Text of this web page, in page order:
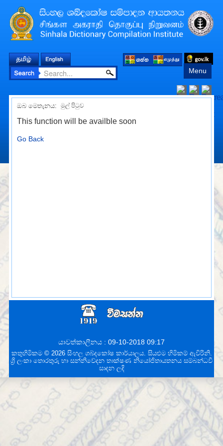
Menu
ඔබ මෙතැනය: මුල් පිටුව
This function will be availble soon
Go Back
යාවත්කාලීනය : 09-10-2018 09:17
කතුහිමිකම © 2026 සිංහල ශබ්දකෝෂ කාර්යාලය. සියළුම හිමිකම් ඇවිරිනි.
ශ්‍රි ලංකා තොරතුරු හා සන්නිවේදන තාක්ෂණ නියෝජිතායතනය සම්බන්ධවී
සාදන ලදි